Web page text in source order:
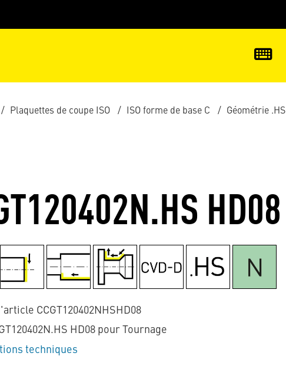
Plaquettes de coupe ISO ISO forme de base C Géométrie .HS
HD08
CCGT120402NHSHD08
HD08 pour Tournage
techniques